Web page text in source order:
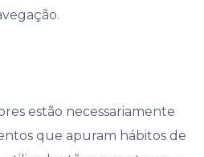
estão necessariamente
que apuram hábitos de